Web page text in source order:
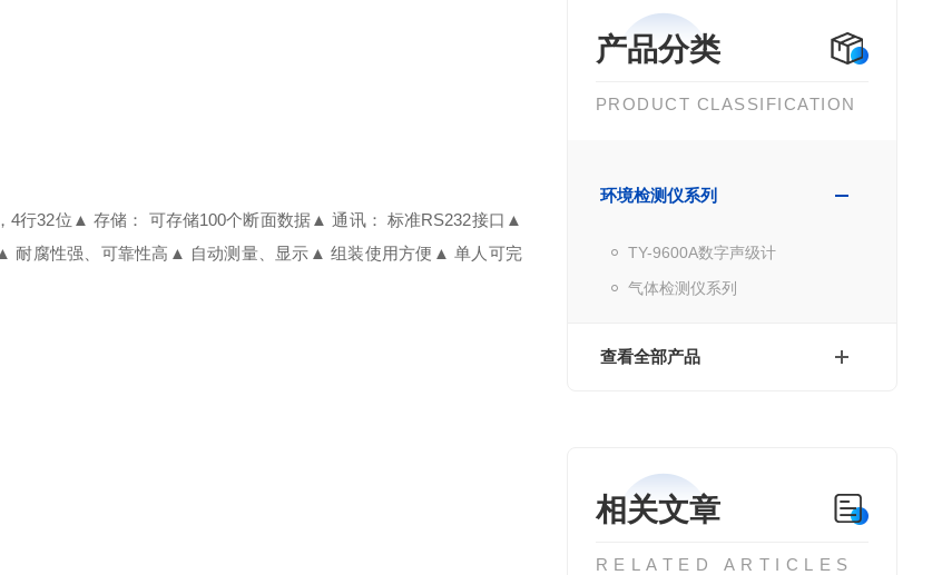
产品分类
PRODUCT CLASSIFICATION
环境检测仪系列
TY-9600A数字声级计
气体检测仪系列
查看全部产品
相关文章
RELATED ARTICLES
4行32位 ▲ 存储： 可存储100个断面数据▲ 通讯： 标准RS232接口 ▲
耐腐性强、可靠性高 ▲ 自动测量、显示 ▲ 组装使用方便 ▲ 单人可完